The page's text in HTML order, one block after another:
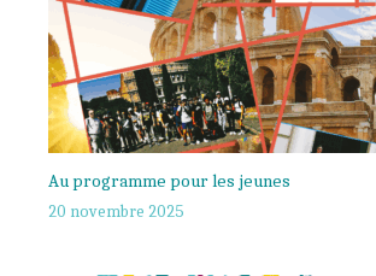
Au programme pour les jeunes
20 novembre 2025